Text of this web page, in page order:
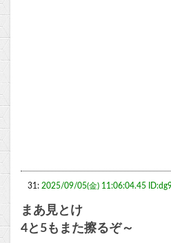
31: 2025/09/05(金) 11:06:04.45
まあ見とけ
4と5もまた擦るぞ～